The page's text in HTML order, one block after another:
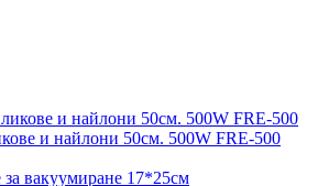
и найлони 50см. 500W FRE-500